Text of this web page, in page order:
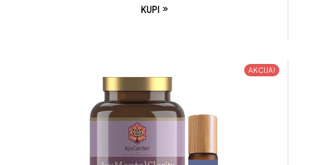
KUPI
AKCIJA!